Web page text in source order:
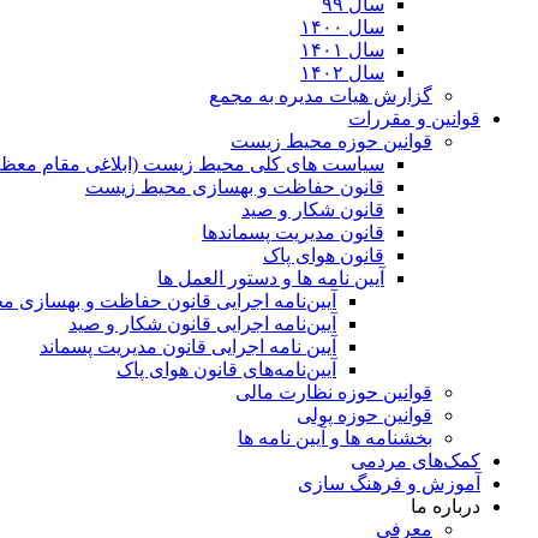
سال ۹۹
سال ۱۴۰۰
سال ۱۴۰۱
سال ۱۴۰۲
گزارش هیات مدیره به مجمع
قوانین و مقررات
قوانین حوزه محیط زیست
ﺳﯿﺎﺳﺖ ﻫﺎی ﮐﻠﯽ ﻣﺤﯿﻂ زﯾﺴﺖ (ابلاغی مقام
قانون حفاظت و بهسازی محیط زیست
قانون شکار و صید
قانون مدیریت پسماندها
قانون هوای پاک
آیین نامه ها و دستور العمل ها
آیین‌نامه اجرایی قانون حفاظت و
آیین‌نامه اجرایی قانون شکار و صید
آیین نامه اجرایی قانون مدیریت پسماند
آیین‌نامه‌های قانون هوای پاک
قوانین حوزه نظارت مالی
قوانین حوزه پولی
بخشنامه ها و آیین نامه ها
کمک‌های مردمی
آموزش و فرهنگ سازی
درباره ما
معرفی